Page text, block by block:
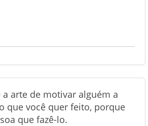
a arte de motivar alguém a
que você quer feito, porque
que fazê-lo.